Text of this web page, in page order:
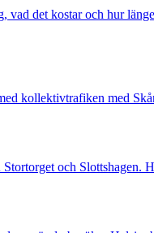
det kostar och hur
kollektivtrafiken med
och